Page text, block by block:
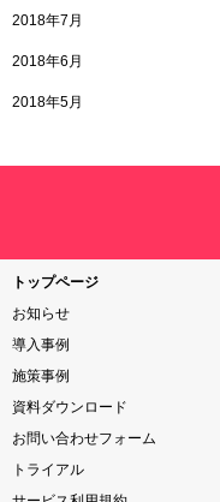
2018年7月
2018年6月
2018年5月
トップページ
お知らせ
導入事例
施策事例
資料ダウンロード
お問い合わせフォーム
トライアル